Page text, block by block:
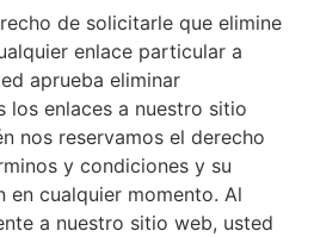
de solicitarle que elimine
enlace particular a
aprueba eliminar
los enlaces a nuestro sitio
nos reservamos el derecho
y condiciones y su
en cualquier momento. Al
a nuestro sitio web, usted